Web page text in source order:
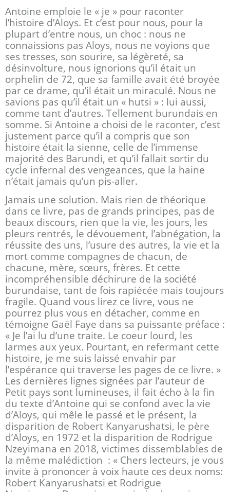
Antoine emploie le « je » pour raconter
l’histoire d’Aloys. Et c’est pour nous, pour la
plupart d’entre nous, un choc : nous ne
connaissions pas Aloys, nous ne voyions que
ses tresses, son sourire, sa légèreté, sa
désinvolture, nous ignorions qu’il était un
orphelin de 72, que sa famille avait été broyée
par ce drame, qu’il était un miraculé. Nous ne
savions pas qu’il était un « hutsi » : lui aussi,
comme tant d’autres. Tellement burundais en
somme. Si Antoine a choisi de le raconter, c’est
justement parce qu’il a compris que son
histoire était la sienne, celle de l’immense
majorité des Barundi, et qu’il fallait sortir du
cycle infernal des vengeances, que la haine
n’était jamais qu’un pis-aller.
Jamais une solution. Mais rien de théorique
dans ce livre, pas de grands principes, pas de
beaux discours, rien que la vie, les jours, les
pleurs rentrés, le dévouement, l’abnégation, la
réussite des uns, l’usure des autres, la vie et la
mort comme compagnes de chacun, de
chacune, mère, sœurs, frères. Et cette
incompréhensible déchirure de la société
burundaise, tant de fois rapiécée mais toujours
fragile. Quand vous lirez ce livre, vous ne
pourrez plus vous en détacher, comme en
témoigne Gaël Faye dans sa puissante préface :
« Je l’ai lu d’une traite. Le coeur lourd, les
larmes aux yeux. Pourtant, en refermant cette
histoire, je me suis laissé envahir par
l’espérance qui traverse les pages de ce livre. »
Les dernières lignes signées par l’auteur de
Petit pays sont lumineuses, il fait écho à la fin
du texte d’Antoine qui se confond avec la vie
d’Aloys, qui mêle le passé et le présent, la
disparition de Robert Kanyarushatsi, le père
d’Aloys, en 1972 et la disparition de Rodrigue
Nzeyimana en 2018, victimes dissemblables de
la même malédiction : « Chers lecteurs, je vous
invite à prononcer à voix haute ces deux noms:
Robert Kanyarushatsi et Rodrigue